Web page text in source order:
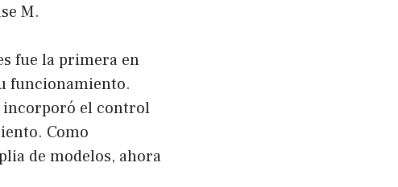
M.
fue la primera en
funcionamiento.
incorporó el control
Como
de modelos, ahora